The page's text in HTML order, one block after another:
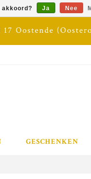
Oostende
GESCHENKEN
akkoord? Ja Nee